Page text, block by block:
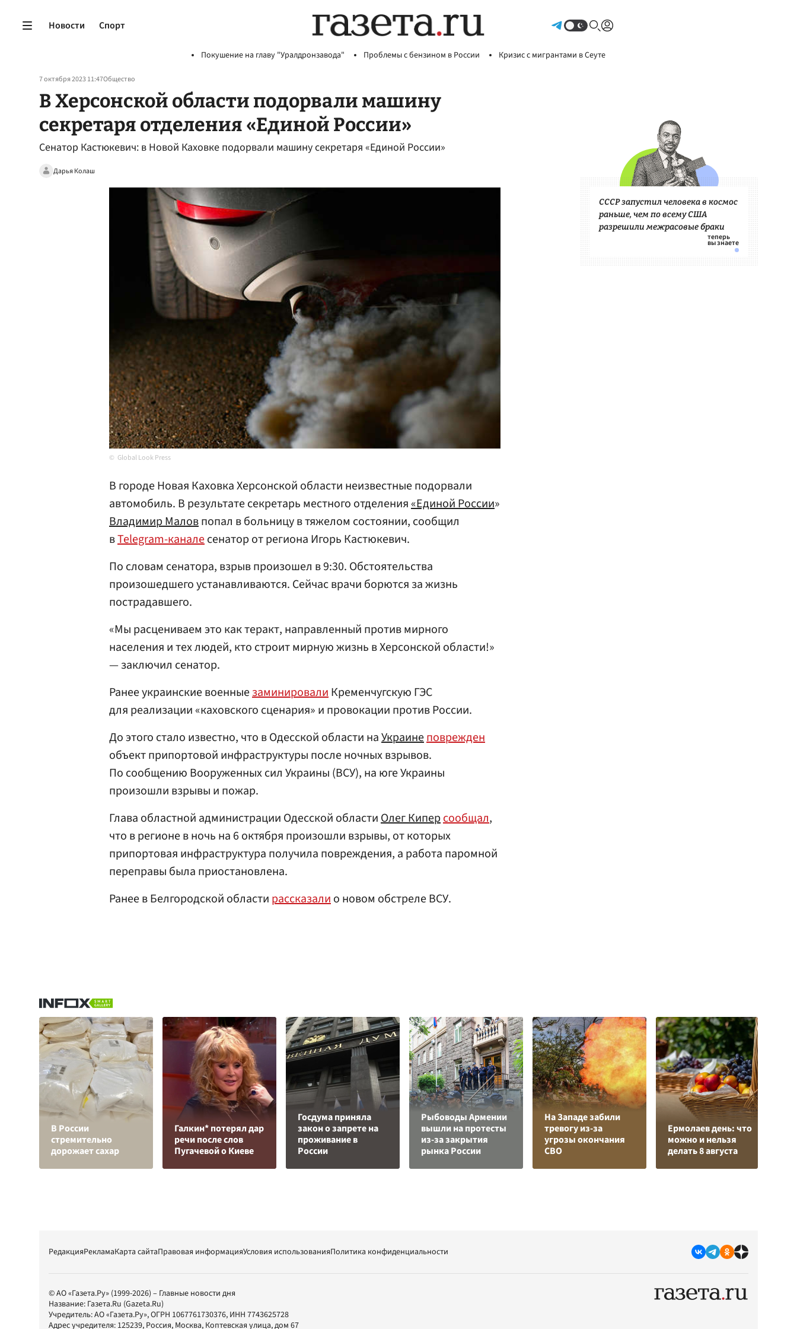
Новости Спорт
Покушение на главу "Уралдронзавода" Проблемы с бензином в России Кризис с мигрантами в Сеуте
7 октября 2023 11:47Общество
В Херсонской области подорвали машину
секретаря отделения «Единой России»
Сенатор Кастюкевич: в Новой Каховке подорвали машину секретаря «Единой России»
Дарья Колаш
Global Look Press
В городе Новая Каховка Херсонской области неизвестные подорвали
автомобиль. В результате секретарь местного отделения«ЕдинойРоссии»
Владимир Маловпопал в больницу в тяжелом состоянии, сообщил
вTelegram-каналесенатор от региона Игорь Кастюкевич.
По словам сенатора, взрыв произошел в 9:30. Обстоятельства
произошедшего устанавливаются. Сейчас врачи борются за жизнь
пострадавшего.
«Мы расцениваем это как теракт, направленный против мирного
населения и тех людей, кто строит мирную жизнь в Херсонской области!»
— заключил сенатор.
Ранее украинские военныезаминировалиКременчугскую ГЭС
для реализации «каховского сценария» и провокации против России.
До этого стало известно, что в Одесской области наУкраинеповрежден
объект припортовой инфраструктуры после ночных взрывов.
По сообщению Вооруженных сил Украины (ВСУ), на юге Украины
произошли взрывы и пожар.
Глава областной администрации Одесской областиОлег Киперсообщал,
что в регионе в ночь на 6 октября произошли взрывы, от которых
припортовая инфраструктура получила повреждения, а работа паромной
переправы была приостановлена.
Ранее в Белгородской области рассказалио новом обстреле ВСУ.
СССР запустил человека в космос
раньше, чем по всему США
разрешили межрасовые браки
В России
стремительно
дорожает сахар
Галкин* потерял дар
речи после слов
Пугачевой о Киеве
Госдума приняла
закон о запрете на
проживание в
России
Рыбоводы Армении
вышли на протесты
из-за закрытия
рынка России
На Западе забили
тревогу из-за
угрозы окончания
СВО
Ермолаев день: что
можно и нельзя
делать 8 августа
РедакцияРекламаКарта сайтаПравовая информацияУсловия использованияПолитика конфиденциальности
© АО «Газета.Ру» (1999-2026) – Главные новости дня
Название: Газета.Ru (Gazeta.Ru)
Учредитель:АО «Газета.Ру», ОГРН 1067761730376, ИНН 7743625728
Адрес учредителя: 125239, Россия, Москва, Коптевская улица, дом 67